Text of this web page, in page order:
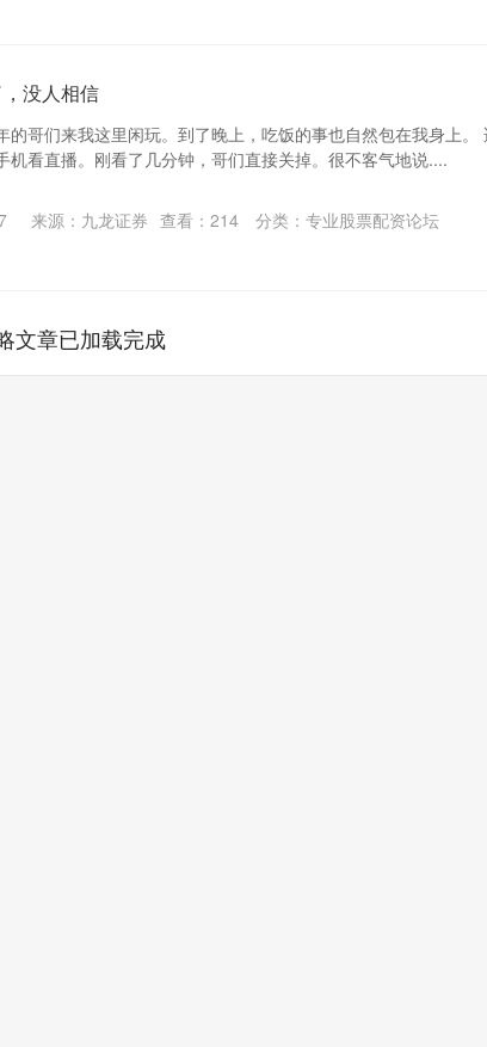
没人相信
的哥们来我这里闲玩。到了晚上，吃饭的事也自然包在我身上。
机看直播。刚看了几分钟，哥们直接关掉。很不客气地说....
来源：九龙证券 查看： 214 分类： 专业股票配资论坛
文章已加载完成